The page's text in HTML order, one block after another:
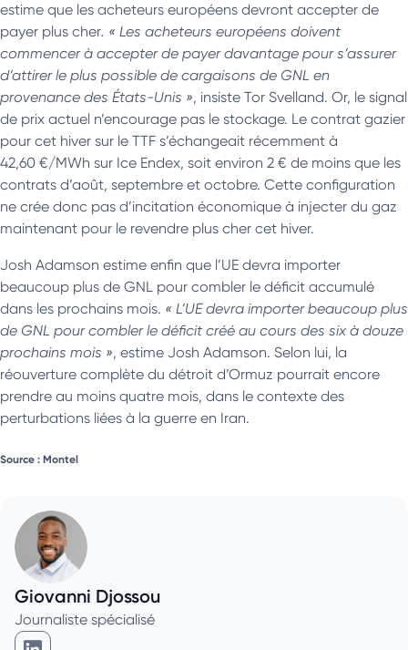
estime que les acheteurs européens devront accepter de
payer plus cher. « Les acheteurs européens doivent
commencer à accepter de payer davantage pour s’assurer
d’attirer le plus possible de cargaisons de GNL en
provenance des États-Unis », insiste Tor Svelland. Or, le signal
de prix actuel n’encourage pas le stockage. Le contrat gazier
pour cet hiver sur le TTF s’échangeait récemment à
42,60 €/MWh sur Ice Endex, soit environ 2 € de moins que les
contrats d’août, septembre et octobre. Cette configuration
ne crée donc pas d’incitation économique à injecter du gaz
maintenant pour le revendre plus cher cet hiver.
Josh Adamson estime enfin que l’UE devra importer
beaucoup plus de GNL pour combler le déficit accumulé
dans les prochains mois. « L’UE devra importer beaucoup plus
de GNL pour combler le déficit créé au cours des six à douze
prochains mois », estime Josh Adamson. Selon lui, la
réouverture complète du détroit d’Ormuz pourrait encore
prendre au moins quatre mois, dans le contexte des
perturbations liées à la guerre en Iran.
Source : Montel
Giovanni Djossou
Journaliste spécialisé